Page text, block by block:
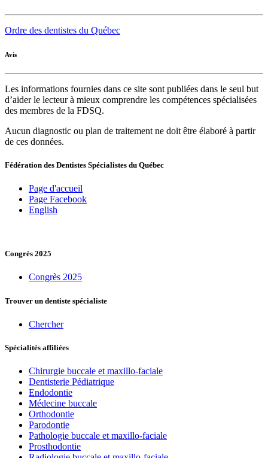
Ordre des dentistes du Québec
Avis
Les informations fournies dans ce site sont publiées dans le seul but
d’aider le lecteur à mieux comprendre les compétences spécialisées
des membres de la FDSQ.
Aucun diagnostic ou plan de traitement ne doit être élaboré à partir
de ces données.
Fédération des Dentistes Spécialistes du Québec
Page d'accueil
Page Facebook
English
Congrès 2025
Congrès 2025
Trouver un dentiste spécialiste
Chercher
Spécialités affiliées
Chirurgie buccale et maxillo-faciale
Dentisterie Pédiatrique
Endodontie
Médecine buccale
Orthodontie
Parodontie
Pathologie buccale et maxillo-faciale
Prosthodontie